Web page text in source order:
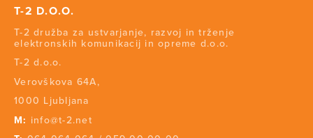
T-2 D.O.O.
T-2 družba za ustvarjanje, razvoj in trženje
elektronskih komunikacij in opreme d.o.o.
T-2 d.o.o.
Verovškova 64A,
1000 Ljubljana
M: info@t-2.net